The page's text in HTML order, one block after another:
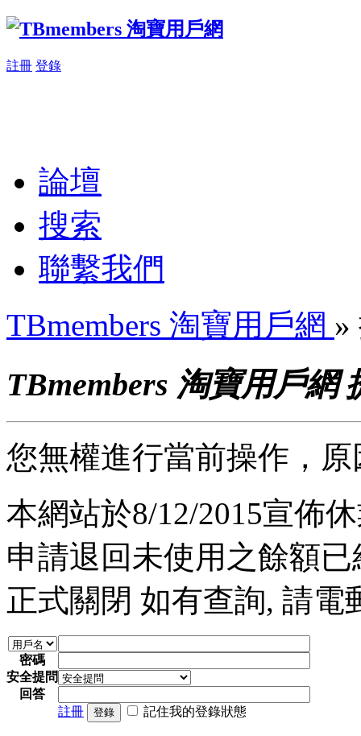
註冊 登錄
論壇
搜索
聯繫我們
TBmembers 淘寶用戶網 »
TBmembers 淘寶用戶網
您無權進行當前操作，
本網站於8/12/2015宣佈
申請退回未使用之餘額
正式關閉 如有查詢, 請電
密碼
安全提問
回答
註冊
登錄 記住我的登錄狀態